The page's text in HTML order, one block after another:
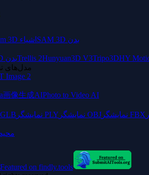
Sam 3D اشیاء
SAM 3D بدن
Sam 3D بدنTrellis 2Hunyuan3D V3Tripo3DHY
مدل‌های
Image 2
画像生成AIPhoto to Video AI
نمایشگر GLB نمایشگر PLY نمایشگر OBJ نمایشگر FBX